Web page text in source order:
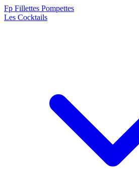
Fp Fillettes Pompettes
Les Cocktails